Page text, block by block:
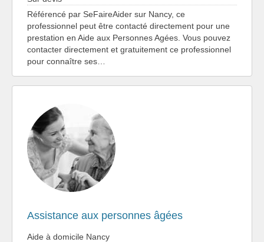
Référencé par SeFaireAider sur Nancy, ce
professionnel peut être contacté directement pour une
prestation en Aide aux Personnes Agées. Vous pouvez
contacter directement et gratuitement ce professionnel
pour connaître ses…
Assistance aux personnes âgées
Aide à domicile Nancy